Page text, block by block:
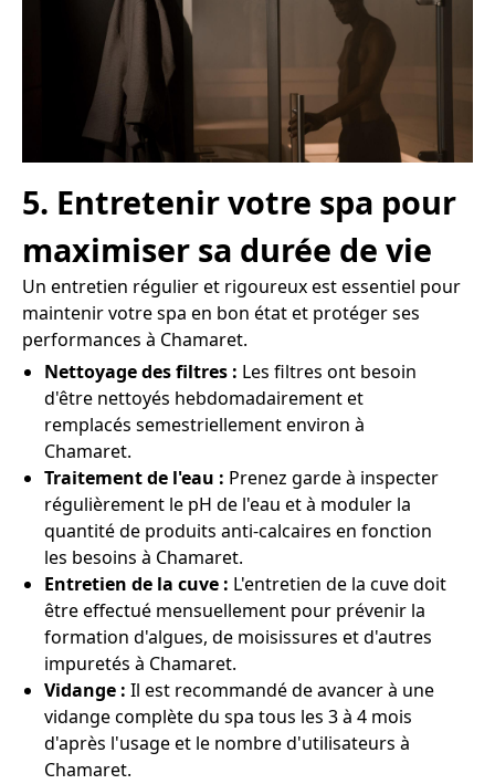
5. Entretenir votre spa pour
maximiser sa durée de vie
Un entretien régulier et rigoureux est essentiel pour
maintenir votre spa en bon état et protéger ses
performances à Chamaret.
Nettoyage des filtres : Les filtres ont besoin
d'être nettoyés hebdomadairement et
remplacés semestriellement environ à
Chamaret.
Traitement de l'eau : Prenez garde à inspecter
régulièrement le pH de l'eau et à moduler la
quantité de produits anti-calcaires en fonction
les besoins à Chamaret.
Entretien de la cuve : L'entretien de la cuve doit
être effectué mensuellement pour prévenir la
formation d'algues, de moisissures et d'autres
impuretés à Chamaret.
Vidange : Il est recommandé de avancer à une
vidange complète du spa tous les 3 à 4 mois
d'après l'usage et le nombre d'utilisateurs à
Chamaret.